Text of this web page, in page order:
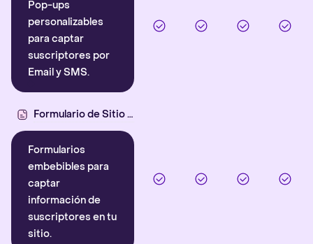
Pop-ups
personalizables
para captar
suscriptores por
Email y SMS.
Formulario de Sitio Web
Formularios
embebibles para
captar
información de
suscriptores en tu
sitio.